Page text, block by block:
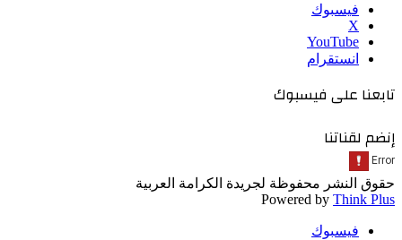
فيسبوك
‫X
‫YouTube
انستقرام
تابعنا على فيسبوك
إنضم لقناتنا
حقوق النشر محفوظة لجريدة الكرامة العربية
Powered by Think Plus
فيسبوك